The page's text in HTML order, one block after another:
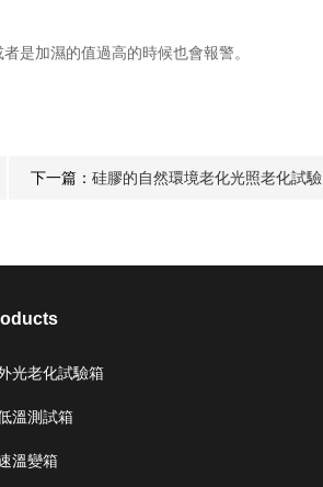
是加濕的值過高的時候也會報警。
下一篇： 硅膠的自然環境老化光照老化試驗
光老化試驗箱
溫測試箱
溫變箱